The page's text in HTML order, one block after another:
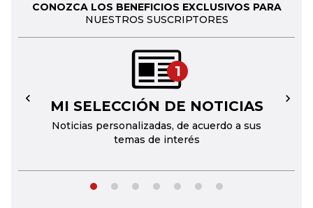
CONOZCA LOS BENEFICIOS EXCLUSIVOS PARA
NUESTROS SUSCRIPTORES
1
MI SELECCIÓN DE NOTICIAS
Noticias personalizadas, de acuerdo a sus
temas de interés
← →